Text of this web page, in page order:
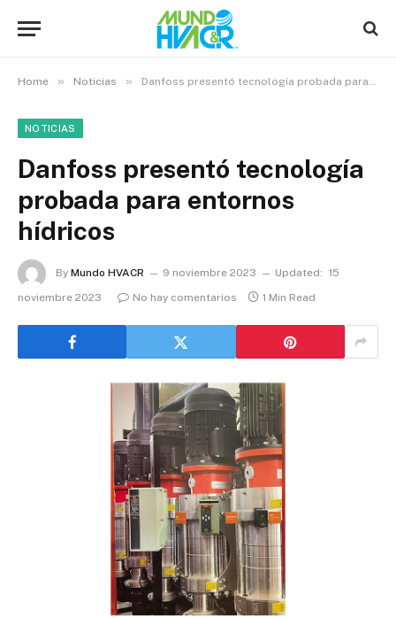
Home » Noticias » Danfoss presentó tecnología probada para entornos hídricos
NOTICIAS
Danfoss presentó tecnología
probada para entornos
hídricos
By Mundo HVACR 9 noviembre 2023 Updated: 15
noviembre 2023
No hay comentarios 1 Min Read